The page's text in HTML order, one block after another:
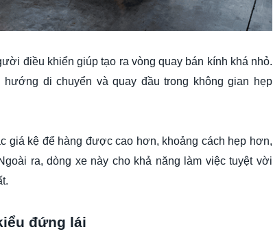
điều khiển giúp tạo ra vòng quay bán kính khá nhỏ.
di chuyển và quay đầu trong không gian hẹp
giá kệ để hàng được cao hơn, khoảng cách hẹp hơn,
ra, dòng xe này cho khả năng làm việc tuyệt vời
đứng lái